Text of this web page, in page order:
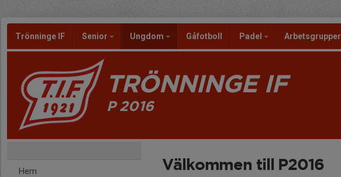
Trönninge IF Senior Ungdom Gåfotboll Padel Arbetsgrupper
TRÖNNINGE IF
P 2016
Hem Välkommen till P2016